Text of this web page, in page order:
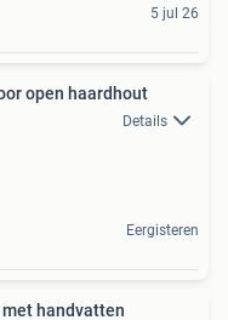
5 jul 26
open haardhout
Details
Eergisteren
handvatten